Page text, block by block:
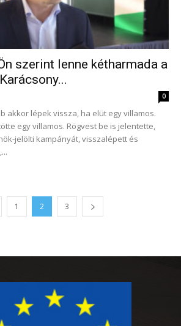
szerint lenne kétharmada a
0
akkor lépek vissza, ha elüt egy villamos.
egy villamos. Rögvest be is jelentette,
jelölti kampányát, visszalépett és
1 2 3